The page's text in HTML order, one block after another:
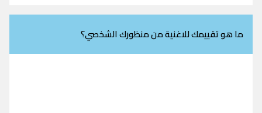
ما هو تقييمك للاغنية من منظورك الشخصي؟